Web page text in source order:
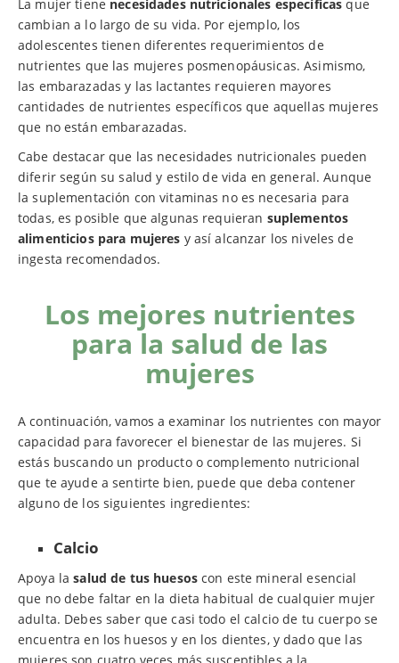
La mujer tiene necesidades nutricionales específicas que
cambian a lo largo de su vida. Por ejemplo, los
adolescentes tienen diferentes requerimientos de
nutrientes que las mujeres posmenopáusicas. Asimismo,
las embarazadas y las lactantes requieren mayores
cantidades de nutrientes específicos que aquellas mujeres
que no están embarazadas.
Cabe destacar que las necesidades nutricionales pueden
diferir según su salud y estilo de vida en general. Aunque
la suplementación con vitaminas no es necesaria para
todas, es posible que algunas requieran suplementos
alimenticios para mujeres y así alcanzar los niveles de
ingesta recomendados.
Los mejores nutrientes
para la salud de las
mujeres
A continuación, vamos a examinar los nutrientes con mayor
capacidad para favorecer el bienestar de las mujeres. Si
estás buscando un producto o complemento nutricional
que te ayude a sentirte bien, puede que deba contener
alguno de los siguientes ingredientes:
Calcio
Apoya lasalud de tus huesoscon este mineral esencial
que no debe faltar en la dieta habitual de cualquier mujer
adulta. Debes saber que casi todo el calcio de tu cuerpo se
encuentra en los huesos y en los dientes, y dado que las